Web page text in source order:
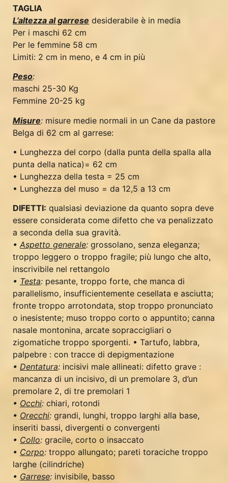
TAGLIA
L’altezza al garrese desiderabile è in media
Per i maschi 62 cm
Per le femmine 58 cm
Limiti: 2 cm in meno, e 4 cm in più
Peso:
maschi 25-30 Kg
Femmine 20-25 kg
Misure: misure medie normali in un Cane da pastore
Belga di 62 cm al garrese:
• Lunghezza del corpo (dalla punta della spalla alla
punta della natica)= 62 cm
• Lunghezza della testa = 25 cm
• Lunghezza del muso = da 12,5 a 13 cm
DIFETTI: qualsiasi deviazione da quanto sopra deve
essere considerata come difetto che va penalizzato
a seconda della sua gravità.
• Aspetto generale: grossolano, senza eleganza;
troppo leggero o troppo fragile; più lungo che alto,
inscrivibile nel rettangolo
• Testa: pesante, troppo forte, che manca di
parallelismo, insufficientemente cesellata e asciutta;
fronte troppo arrotondata, stop troppo pronunciato
o inesistente; muso troppo corto o appuntito; canna
nasale montonina, arcate sopraccigliari o
zigomatiche troppo sporgenti. • Tartufo, labbra,
palpebre : con tracce di depigmentazione
• Dentatura: incisivi male allineati: difetto grave :
mancanza di un incisivo, di un premolare 3, d’un
premolare 2, di tre premolari 1
• Occhi: chiari, rotondi
• Orecchi: grandi, lunghi, troppo larghi alla base,
inseriti bassi, divergenti o convergenti
• Collo: gracile, corto o insaccato
• Corpo: troppo allungato; pareti toraciche troppo
larghe (cilindriche)
• Garrese: invisibile, basso